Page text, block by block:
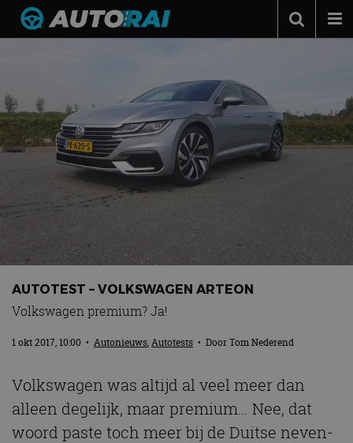
Autotests
Automerken
Adverteren
Contact
MotorRAI.nl
AUTOTEST – VOLKSWAGEN ARTEON
Volkswagen premium? Ja!
1 okt 2017, 10:00 • Autonieuws,Autotests • DoorTom Nederend
Volkswagen was altijd al veel meer dan
alleen degelijk, maar premium… Nee, dat
woord paste toch meer bij de Duitse neven-